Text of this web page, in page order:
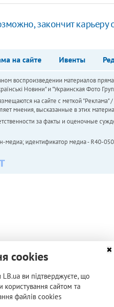
закончит карьеру
на сайте Ивенты
воспроизведении материалов
Новини" и "Украинская Фото
на сайте с меткой "Реклама"
мнения, высказанные в этих
за факты и оценочные
медиа; идентификатор медиа - R40-
cookies
ви підтверджуєте, що
сайтом та
файлів cookies